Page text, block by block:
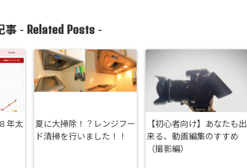
事 - Related Posts-
年太
夏に大掃除！？レンジフー
ド清掃を行いました！！
【初心者向け】あなたも出
来る、動画編集のすすめ
（撮影編）